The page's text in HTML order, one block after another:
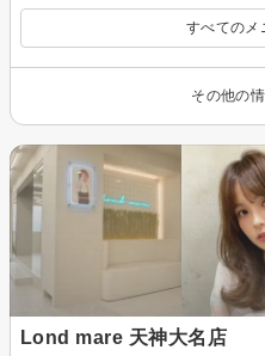
すべてのメ
その他の
Lond mare 天神大名店